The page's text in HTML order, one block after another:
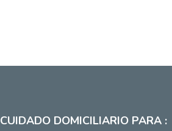
CUIDADO DOMICILIARIO PARA :